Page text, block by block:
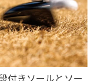
付きソールとソー